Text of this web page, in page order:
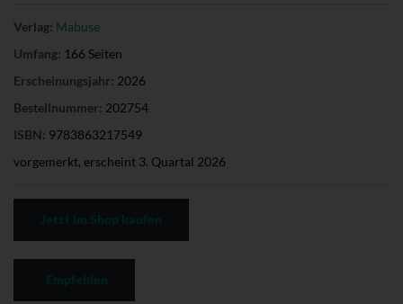
Verlag: Mabuse
Umfang: 166 Seiten
Erscheinungsjahr: 2026
Bestellnummer: 202754
ISBN: 9783863217549
vorgemerkt, erscheint 3. Quartal 2026